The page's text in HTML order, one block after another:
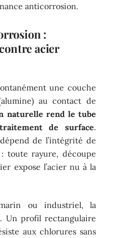
anticorrosion.
:
acier
une couche
au contact de
naturelle rend le tube
de surface.
de l’intégrité de
toute rayure, découpe
expose l’acier nu à la
ou industriel, la
Un profil rectangulaire
aux chlorures sans